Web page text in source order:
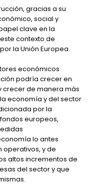
gracias a su
social y
clave en la
contexto de
la Unión Europea.
económicos
podría crecer en
crecer de manera más
economía y del sector
por la
europeos,
lo antes
operativos, y de
altos incrementos de
del sector y que